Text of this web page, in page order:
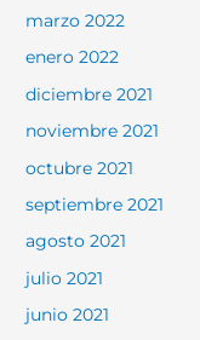
marzo 2022
enero 2022
diciembre 2021
noviembre 2021
octubre 2021
septiembre 2021
agosto 2021
julio 2021
junio 2021